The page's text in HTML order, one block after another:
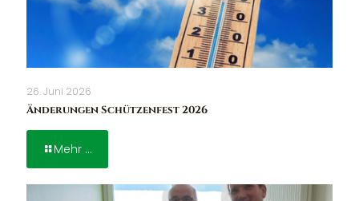
26. Juni 2026
Änderungen Schützenfest 2026
Mehr ...